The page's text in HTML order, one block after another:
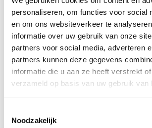
personaliseren, om functies voor social
en om ons websiteverkeer te
informatie over uw gebruik van onze
partners voor social media, adverteren
partners kunnen deze gegevens
informatie die u aan ze heeft verstrekt
verzameld op basis van uw gebruik van
Noodzakelijk
Verkrijgbaar in de volgende
Larger quantity required?
Request a quote